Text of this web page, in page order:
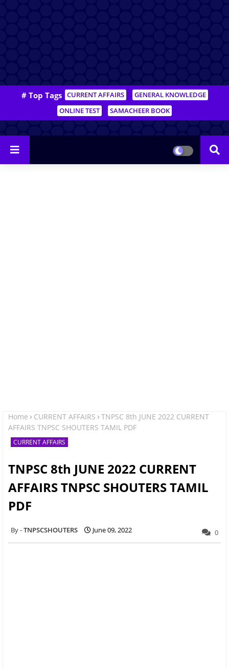
# Top Tags CURRENT AFFAIRS
GENERAL KNOWLEDGE
ONLINE TEST
SAMACHEER BOOK
Home CURRENT AFFAIRS
TNPSC 8th JUNE 2022 CURRENT
AFFAIRS TNPSC SHOUTERS TAMIL PDF
CURRENT AFFAIRS
TNPSC 8th JUNE 2022 CURRENT
AFFAIRS TNPSC SHOUTERS TAMIL
PDF
TNPSCSHOUTERS June 09, 2022 0